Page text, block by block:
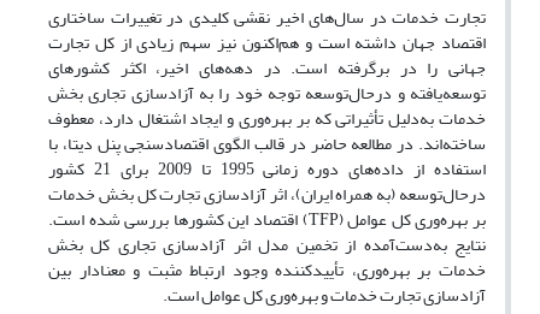
تجارت خدمات در سال‌های اخیر نقشی کلیدی در تغییرات ساختاری
اقتصاد جهان داشته است و هم‌اکنون نیز سهم زیادی از کل تجارت
جهانی را در برگرفته است. در دهه‌‌های اخیر، اکثر کشورهای
توسعه‌یافته و درحال‌توسعه توجه خود را به آزادسازی تجاری بخش
خدمات به‌دلیل تأثیراتی که بر بهره‌‌وری و ایجاد اشتغال دارد، معطوف
ساخته‌‌اند. در مطالعه حاضر در قالب الگوی اقتصادسنجی پنل دیتا، با
استفاده از داده‌‌های دوره زمانی 1995 تا 2009 برای 21 کشور
درحال‌توسعه (به همراه ایران)، اثر آزاد‌سازی تجارت کل بخش خدمات
بر بهره‌‌وری کل عوامل (TFP) اقتصاد این کشورها بررسی شده است.
نتایج به‌دست‌آمده از تخمین مدل اثر آزادسازی تجاری کل بخش
خدمات بر بهره‌‌وری، تأیید‌کننده وجود ارتباط مثبت و معنادار بین
آزاد‌سازی تجارت خدمات و بهره‌‌وری کل عوامل است.